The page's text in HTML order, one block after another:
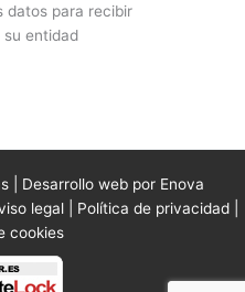
datos para recibir
entidad
| Desarrollo web por Enova
legal| Política de privacidad|
cookies